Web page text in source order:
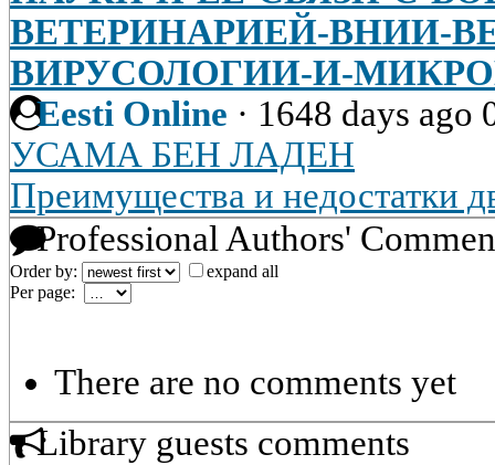
ВЕТЕРИНАРИЕЙ-ВНИИ-
ВИРУСОЛОГИИ-И-
Eesti Online · 1648 days ago
УСАМА БЕН ЛАДЕН
Преимущества и недостатки
Professional Authors'
Order by:
expand all
Per page:
There are no comments yet
Library guests comments